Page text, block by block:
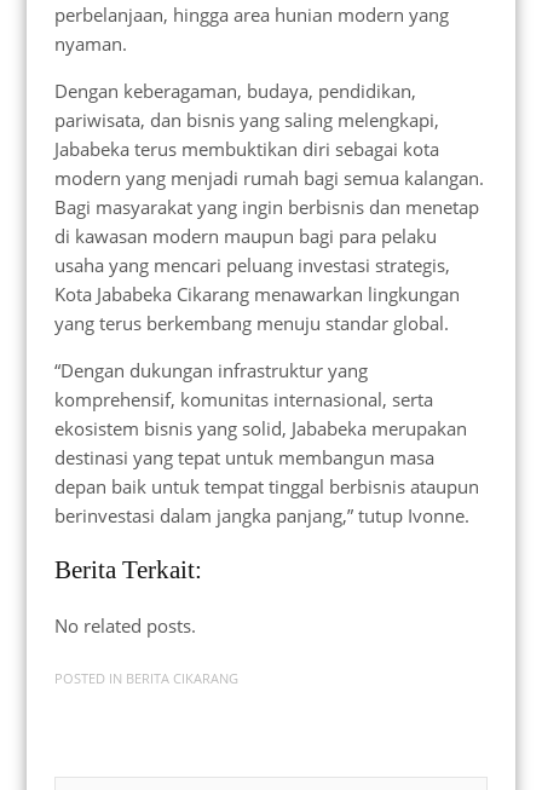
perbelanjaan, hingga area hunian modern yang
nyaman.
Dengan keberagaman, budaya, pendidikan,
pariwisata, dan bisnis yang saling melengkapi,
Jababeka terus membuktikan diri sebagai kota
modern yang menjadi rumah bagi semua kalangan.
Bagi masyarakat yang ingin berbisnis dan menetap
di kawasan modern maupun bagi para pelaku
usaha yang mencari peluang investasi strategis,
Kota Jababeka Cikarang menawarkan lingkungan
yang terus berkembang menuju standar global.
“Dengan dukungan infrastruktur yang
komprehensif, komunitas internasional, serta
ekosistem bisnis yang solid, Jababeka merupakan
destinasi yang tepat untuk membangun masa
depan baik untuk tempat tinggal berbisnis ataupun
berinvestasi dalam jangka panjang,” tutup Ivonne.
Berita Terkait:
No related posts.
POSTED IN BERITA CIKARANG